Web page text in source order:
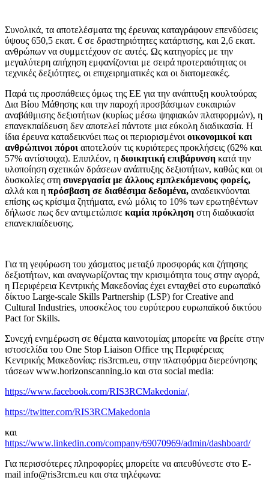
Συνολικά, τα αποτελέσματα της έρευνας καταγράφουν επενδύσεις
ύψους 650,5 εκατ. € σε δραστηριότητες κατάρτισης, και 2,6 εκατ.
ανθρώπων να συμμετέχουν σε αυτές. Ως κατηγορίες με την
μεγαλύτερη απήχηση εμφανίζονται με σειρά προτεραιότητας οι
τεχνικές δεξιότητες, οι επιχειρηματικές και οι διατομεακές.
Παρά τις προσπάθειες όμως της ΕΕ για την ανάπτυξη κουλτούρας
Δια Βίου Μάθησης και την παροχή προσβάσιμων ευκαιριών
αναβάθμισης δεξιοτήτων (κυρίως μέσω ψηφιακών πλατφορμών), η
επανεκπαίδευση δεν αποτελεί πάντοτε μια εύκολη διαδικασία. Η
ίδια έρευνα καταδεικνύει πως οι περιορισμένοι οικονομικοί και
ανθρώπινοι πόροι αποτελούν τις κυριότερες προκλήσεις (62% και
57% αντίστοιχα). Επιπλέον, η διοικητική επιβάρυνση κατά την
υλοποίηση σχετικών δράσεων ανάπτυξης δεξιοτήτων, καθώς και οι
δυσκολίες στη συνεργασία με άλλους εμπλεκόμενους φορείς,
αλλά και η πρόσβαση σε διαθέσιμα δεδομένα, αναδεικνύονται
επίσης ως κρίσιμα ζητήματα, ενώ μόλις το 10% των ερωτηθέντων
δήλωσε πως δεν αντιμετώπισε καμία πρόκληση στη διαδικασία
επανεκπαίδευσης.
Για τη γεφύρωση του χάσματος μεταξύ προσφοράς και ζήτησης
δεξιοτήτων, και αναγνωρίζοντας την κρισιμότητα τους στην αγορά,
η Περιφέρεια Κεντρικής Μακεδονίας έχει ενταχθεί στο ευρωπαϊκό
δίκτυο Large-scale Skills Partnership (LSP) for Creative and
Cultural Industries, υποσκέλος του ευρύτερου ευρωπαϊκού δικτύου
Pact for Skills.
Συνεχή ενημέρωση σε θέματα καινοτομίας μπορείτε να βρείτε στην
ιστοσελίδα του One Stop Liaison Office της Περιφέρειας
Κεντρικής Μακεδονίας: ris3rcm.eu, στην πλατφόρμα διερεύνησης
τάσεων www.horizonscanning.io και στα social media:
https://www.facebook.com/RIS3RCMakedonia/,
https://twitter.com/RIS3RCMakedonia
και
https://www.linkedin.com/company/69070969/admin/dashboard/
Για περισσότερες πληροφορίες μπορείτε να απευθύνεστε στο E-
mail info@ris3rcm.eu και στα τηλέφωνα: